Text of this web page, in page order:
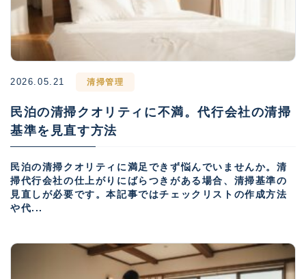
2026.05.21 清掃管理
民泊の清掃クオリティに不満。代行会社の清掃
基準を見直す方法
民泊の清掃クオリティに満足できず悩んでいませんか。清
掃代行会社の仕上がりにばらつきがある場合、清掃基準の
見直しが必要です。本記事ではチェックリストの作成方法
や代...